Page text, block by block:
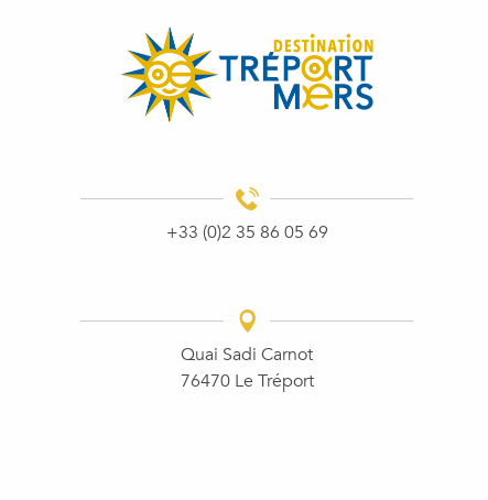
+33 (0)2 35 86 05 69
Quai Sadi Carnot
76470 Le Tréport